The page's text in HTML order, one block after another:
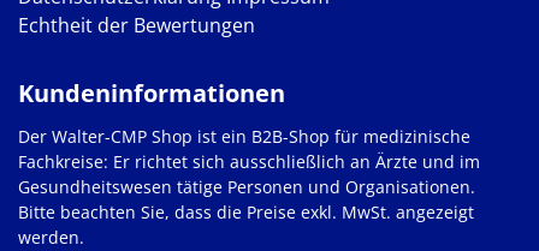
Echtheit der Bewertungen
Kundeninformationen
Der Walter-CMP Shop ist ein B2B-Shop für medizinische
Fachkreise: Er richtet sich ausschließlich an Ärzte und im
Gesundheitswesen tätige Personen und Organisationen.
Bitte beachten Sie, dass die Preise exkl. MwSt. angezeigt
werden.